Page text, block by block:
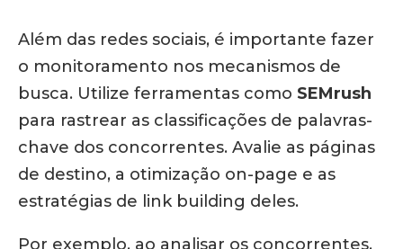
Além das redes sociais, é importante fazer
o monitoramento nos mecanismos de
busca. Utilize ferramentas como SEMrush
para rastrear as classificações de palavras-
chave dos concorrentes. Avalie as páginas
de destino, a otimização on-page e as
estratégias de link building deles.
Por exemplo, ao analisar os concorrentes,